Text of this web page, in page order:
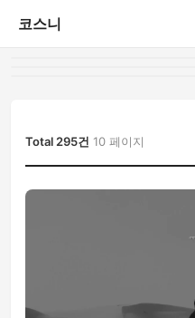
코스니
Total 295건 10 페이지